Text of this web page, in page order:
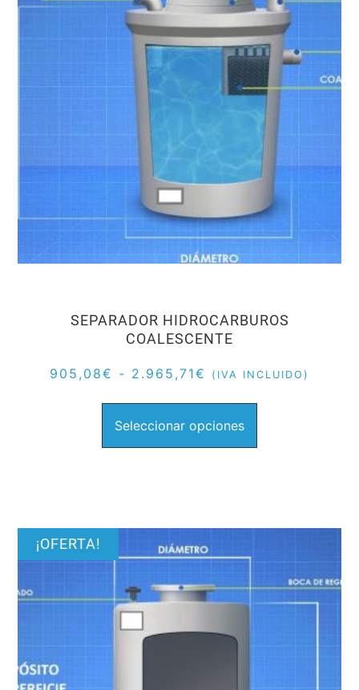
SEPARADOR HIDROCARBUROS
COALESCENTE
905,08€ - 2.965,71€ (IVA INCLUIDO)
Seleccionar opciones
¡OFERTA!